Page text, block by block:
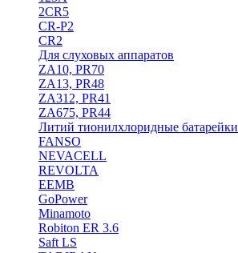
2CR5
CR-P2
CR2
Для слуховых аппаратов
ZA10, PR70
ZA13, PR48
ZA312, PR41
ZA675, PR44
Литий тионилхлоридные батарейки
FANSO
NEVACELL
REVOLTA
EEMB
GoPower
Minamoto
Robiton ER 3.6
Saft LS